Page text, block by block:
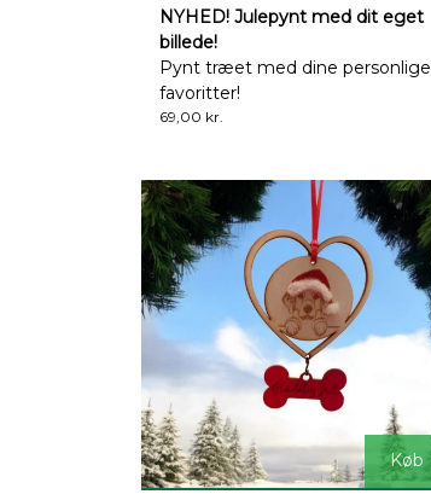
NYHED! Julepynt med dit eget
billede!
Pynt træet med dine personlige
favoritter!
69,00 kr.
Køb